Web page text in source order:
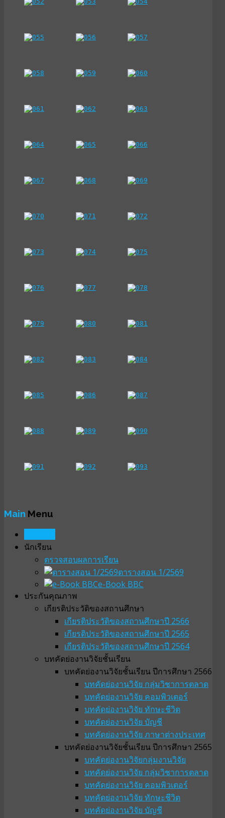
Main Menu
นักเรียน
ตรวจสอบผลการเรียน
ตารางสอน 1/2569
e-Book BBC
ประกันคุณภาพ
เกียรติประวัติของสถานศึกษา
เกียรติประวัติของสถานศึกษาปี 2566
เกียรติประวัติของสถานศึกษาปี 2565
เกียรติประวัติของสถานศึกษาปี 2564
บทคัดย่องานวิจัยชั้นเรียน
บทคัดย่องานวิจัยชั้นเรียน ปีการศึกษา 2566
บทคัดย่องานวิจัย กลุ่มวิชาการตลาด
บทคัดย่องานวิจัย คอมพิวเตอร์
บทคัดย่องานวิจัย ทักษะชีวิต
บทคัดย่องานวิจัย บัญชี
บทคัดย่องานวิจัย ภาษาต่างประเทศ
บทคัดย่องานวิจัยชั้นเรียน ปีการศึกษา 2565
บทคัดย่องานวิจัยกลุ่มงานวิจัย
บทคัดย่องานวิจัย กลุ่มวิชาการตลาด
บทคัดย่องานวิจัย คอมพิวเตอร์
บทคัดย่องานวิจัย ทักษะชีวิต
บทคัดย่องานวิจัย บัญชี